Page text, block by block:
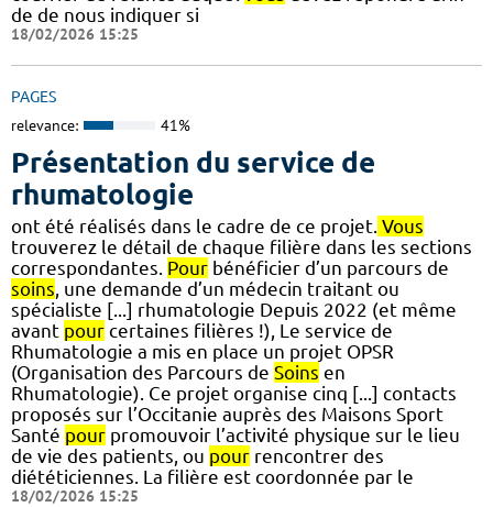
de de nous indiquer si
18/02/2026 15:25
PAGES
relevance: 41%
Présentation du service de
rhumatologie
ont été réalisés dans le cadre de ce projet. Vous
trouverez le détail de chaque filière dans les sections
correspondantes. Pour bénéficier d’un parcours de
soins, une demande d’un médecin traitant ou
spécialiste [...] rhumatologie Depuis 2022 (et même
avant pour certaines filières !), Le service de
Rhumatologie a mis en place un projet OPSR
(Organisation des Parcours de Soins en
Rhumatologie). Ce projet organise cinq [...] contacts
proposés sur l’Occitanie auprès des Maisons Sport
Santé pour promouvoir l’activité physique sur le lieu
de vie des patients, ou pour rencontrer des
diététiciennes. La filière est coordonnée par le
18/02/2026 15:25